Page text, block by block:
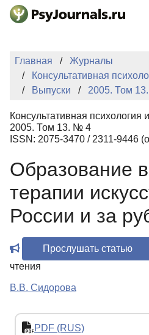
Перейти к основному
КЛЮЧЕВЫЕ
Регистрация
Главная
Журналы
Консультативная
Выпуски
2005. Том
Консультативная психология
2005. Том 13. № 4
ISSN: 2075-3470 / 2311-9446
Образование
терапии
России и за
Прослушать статью
чтения
В.В. Сидорова
PDF (RUS)